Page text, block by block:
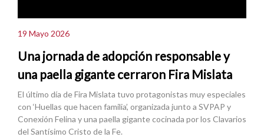
19 Mayo 2026
Una jornada de adopción responsable y
una paella gigante cerraron Fira Mislata
El último día de Fira Mislata tuvo protagonistas muy especiales
con ‘Huellas que hacen familia’, organizada junto a SVPAP y
Conexión Felina y una paella gigante cocinada por los Clavarios
del Santísimo Cristo de la Fe.